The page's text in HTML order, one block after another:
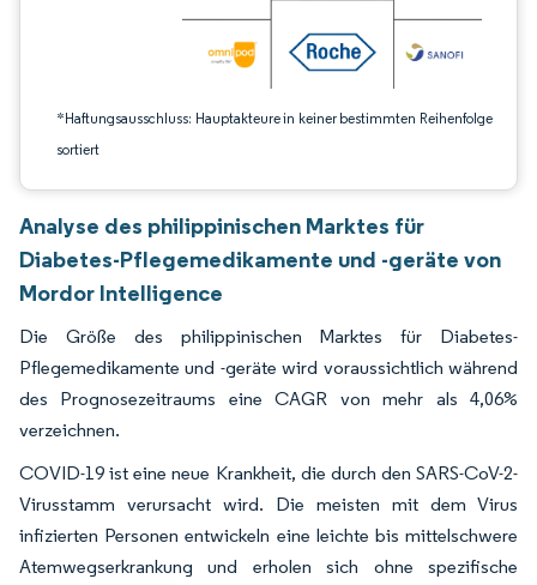
*Haftungsausschluss: Hauptakteure in keiner bestimmten Reihenfolge
sortiert
Analyse des philippinischen Marktes für
Diabetes-Pflegemedikamente und -geräte von
Mordor Intelligence
Die Größe des philippinischen Marktes für Diabetes-
Pflegemedikamente und -geräte wird voraussichtlich während
des Prognosezeitraums eine CAGR von mehr als 4,06%
verzeichnen.
COVID-19 ist eine neue Krankheit, die durch den SARS-CoV-2-
Virusstamm verursacht wird. Die meisten mit dem Virus
infizierten Personen entwickeln eine leichte bis mittelschwere
Atemwegserkrankung und erholen sich ohne spezifische